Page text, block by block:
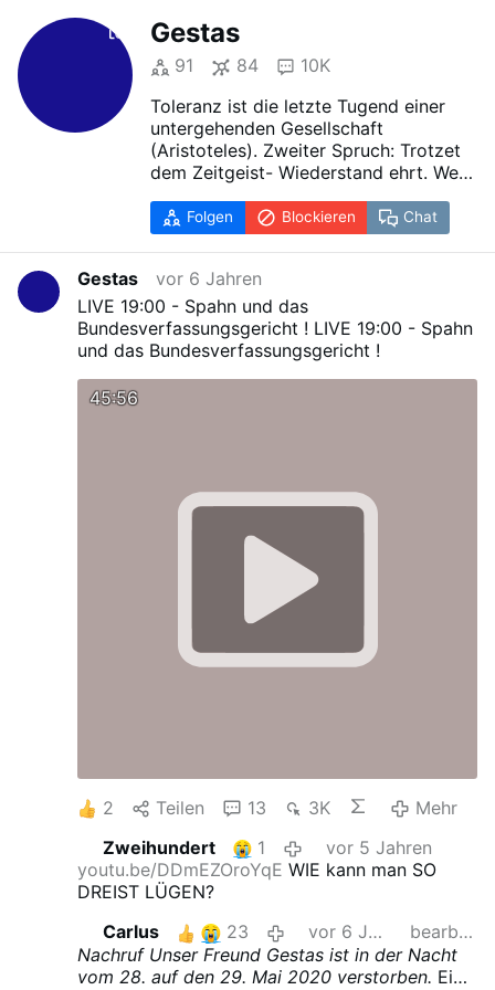
Gestas
91 84
10K
Toleranz ist die letzte Tugend einer
untergehenden Gesellschaft
(Aristoteles). Zweiter Spruch: Trotzet
dem Zeitgeist- Wiederstand ehrt. Wer
Spruch: Heute sind wir tolerant-
Morgen fremd im eigenem Land.
Vierter Spruch: Tut Gutes an
Jedermann, vor allem aber an den
Hausgenossen des Glaubens.(Galater
Brief)
Noch sitzt Ihr da oben, Ihr feigen
willkommen alle drei, wenn sie leben,
Türkei. Wenn sie aber scharenweise,
wie die Maden in dem Speck, in
Europa nisten wollen, ist die
Sympathie schnell weg!"
zugeschrieben).
Folgen Blockieren Chat
Gestas
vor 6 Jahren
LIVE 19:00 - Spahn und das
Bundesverfassungsgericht ! LIVE 19:00 - Spahn
und das Bundesverfassungsgericht !
45:56
2 Teilen 13 3K
Mehr
Zweihundert
1
vor 5 Jahren
youtu.be/DDmEZOroYqE WIE kann man SO
DREIST LÜGEN?
Carlus
23 vor 6 Jahren
bearbeitet
Nachruf Unser Freund Gestas ist in der Nacht
vom 28. auf den 29. Mai 2020 verstorben. Ein